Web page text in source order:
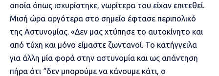
οποία όπως ισχυρίστηκε, νωρίτερα του είχαν επιτεθεί.
Μισή ώρα αργότερα στο σημείο έφτασε περιπολικό
της Αστυνομίας. «Δεν μας χτύπησε το αυτοκίνητο και
από τύχη και μόνο είμαστε ζωντανοί. Το κατήγγειλα
για άλλη μία φορά στην αστυνομία και ως απάντηση
πήρα ότι “δεν μπορούμε να κάνουμε κάτι, ο